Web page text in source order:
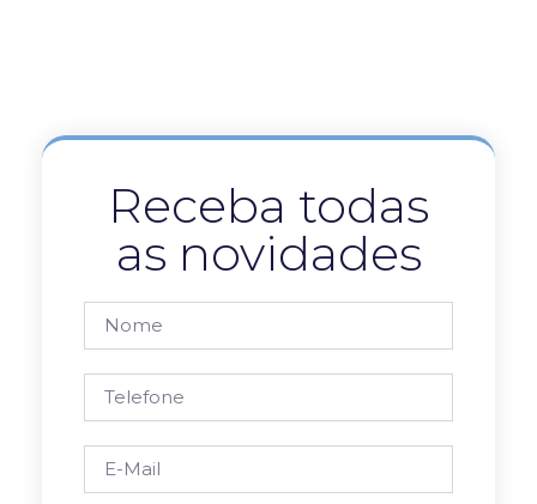
Receba todas
as novidades